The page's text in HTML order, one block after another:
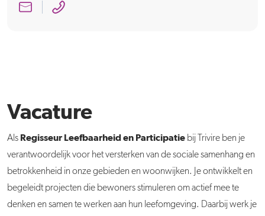
Vacature
Als Regisseur Leefbaarheid en Participatie bij Trivire ben je
verantwoordelijk voor het versterken van de sociale samenhang en
betrokkenheid in onze gebieden en woonwijken. Je ontwikkelt en
begeleidt projecten die bewoners stimuleren om actief mee te
denken en samen te werken aan hun leefomgeving. Daarbij werk je